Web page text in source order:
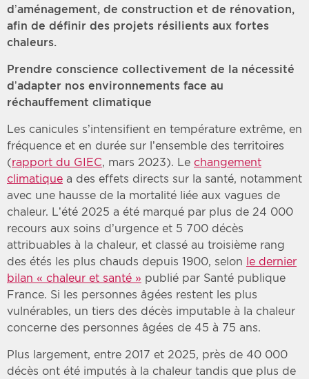
d’aménagement, de construction et de rénovation,
afin de définir des projets résilients aux fortes
chaleurs.
Prendre conscience collectivement de la nécessité
d’adapter nos environnements face au
réchauffement climatique
Les canicules s’intensifient en température extrême, en
fréquence et en durée sur l’ensemble des territoires
(rapport du GIEC, mars 2023). Le changement
climatique a des effets directs sur la santé, notamment
avec une hausse de la mortalité liée aux vagues de
chaleur. L’été 2025 a été marqué par plus de 24 000
recours aux soins d’urgence et 5 700 décès
attribuables à la chaleur, et classé au troisième rang
des étés les plus chauds depuis 1900, selon le dernier
bilan « chaleur et santé » publié par Santé publique
France. Si les personnes âgées restent les plus
vulnérables, un tiers des décès imputable à la chaleur
concerne des personnes âgées de 45 à 75 ans.
Plus largement, entre 2017 et 2025, près de 40 000
décès ont été imputés à la chaleur tandis que plus de